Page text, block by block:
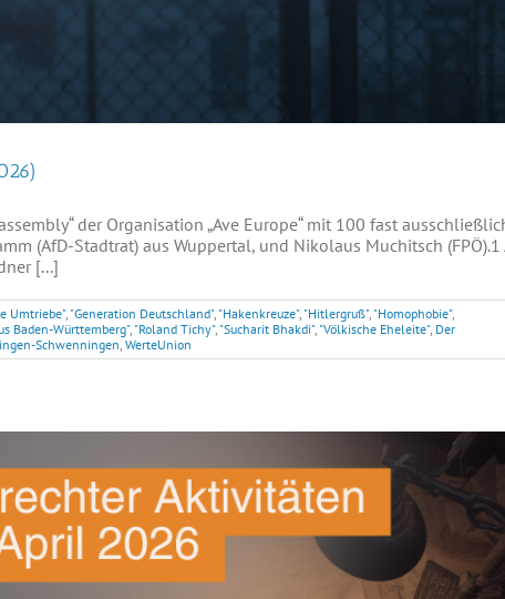
der Organisation „Ave Europe“ mit 100 fast
(AfD-Stadtrat) aus Wuppertal, und Nikolaus Muchitsch
[...]
Umtriebe", "Generation Deutschland", "Hakenkreuze", "Hitlergruß", "Homophobie",
Baden-Württemberg", "Roland Tichy", "Sucharit Bhakdi", "Völkische Eheleite", Der
Schwenningen, WerteUnion